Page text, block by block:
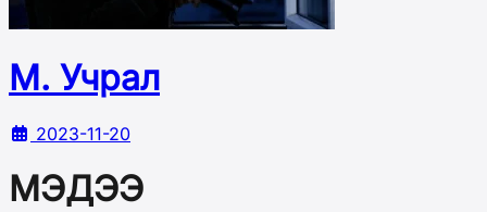
М. Учрал
2023-11-20
МЭДЭЭ